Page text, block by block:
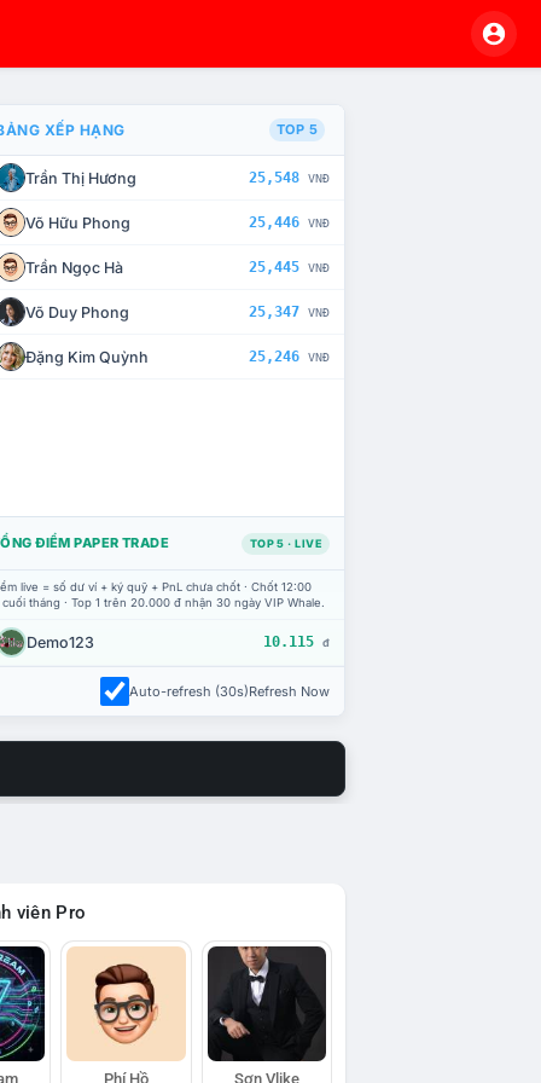
CHẾ TÀI XỬ LÝ VI PHẠM
XẾP HẠNG TOP 5
Trần Thị Hương 25,548 VNĐ
Võ Hữu Phong 25,446 VNĐ
Trần Ngọc Hà 25,445 VNĐ
Võ Duy Phong 25,347 VNĐ
Đặng Kim Quỳnh 25,246 VNĐ
ĐIỂM PAPER TRADE TOP 5 · LIVE
live = số dư ví + ký quỹ + PnL chưa chốt · Chốt 12:00
tháng · Top 1 trên 20.000 đ nhận 30 ngày VIP Whale.
Demo123 10.115 đ
Auto-refresh (30s)Refresh Now
viên Pro
Phí Hồ Sơn Vlike